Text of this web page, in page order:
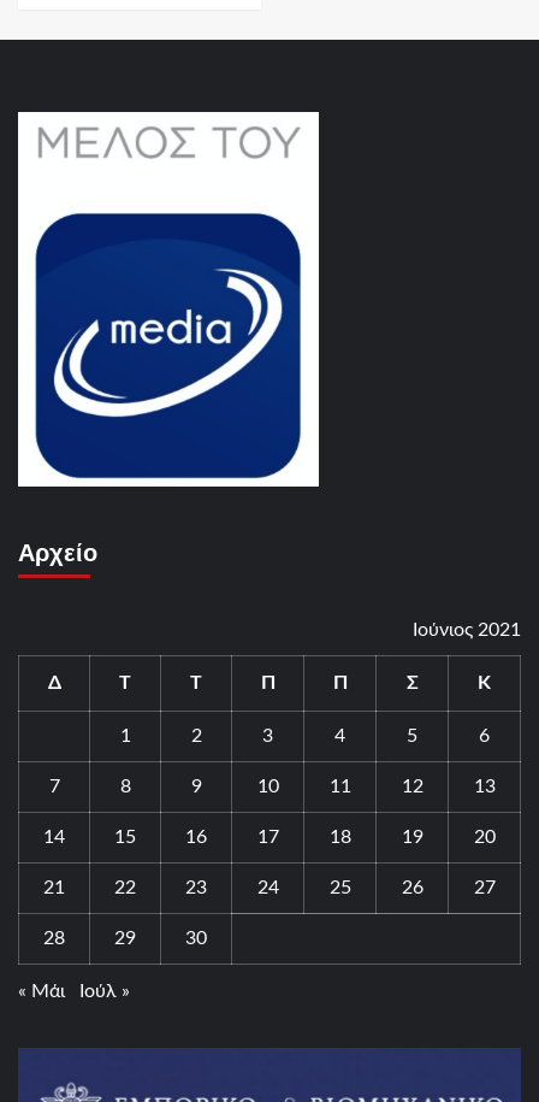
Αρχείο
Ιούνιος 2021
Δ Τ Τ Π Π Σ Κ
1 2 3 4 5 6
7 8 9 10 11 12 13
14 15 16 17 18 19 20
21 22 23 24 25 26 27
28 29 30
« Μάι Ιούλ »